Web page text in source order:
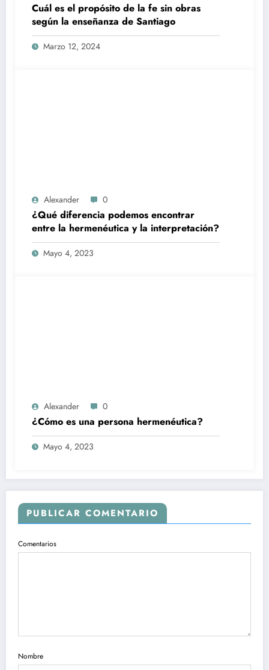
Cuál es el propósito de la fe sin obras
según la enseñanza de Santiago
Marzo 12, 2024
Alexander 0
¿Qué diferencia podemos encontrar
entre la hermenéutica y la interpretación?
Mayo 4, 2023
Alexander 0
¿Cómo es una persona hermenéutica?
Mayo 4, 2023
PUBLICAR COMENTARIO
Comentarios
Nombre